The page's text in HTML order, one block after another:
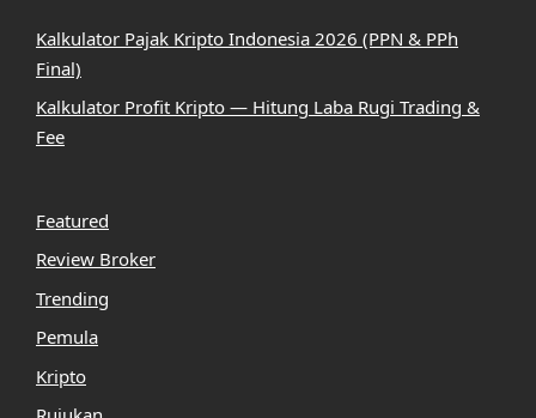
Kalkulator Pajak Kripto Indonesia 2026 (PPN & PPh
Final)
Kalkulator Profit Kripto — Hitung Laba Rugi Trading &
Fee
Featured
Review Broker
Trending
Pemula
Kripto